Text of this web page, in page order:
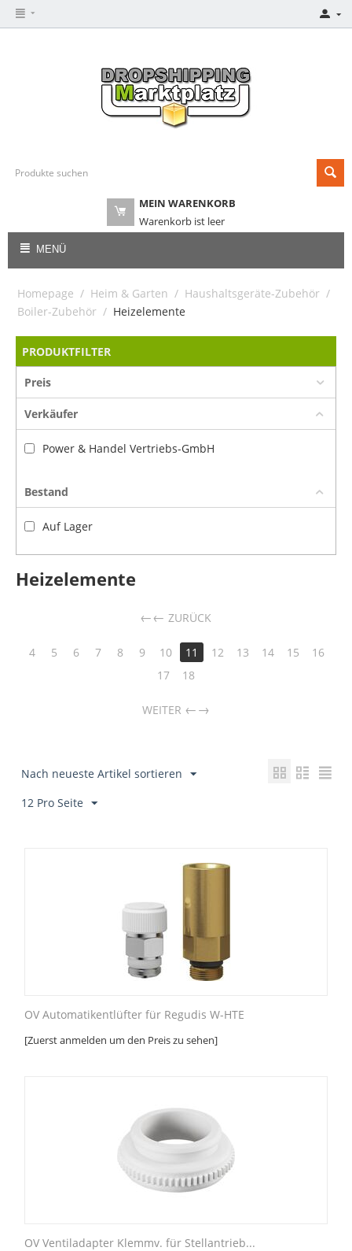
MEIN WARENKORB
Warenkorb ist leer
MENÜ
Homepage / Heim & Garten / Haushaltsgeräte-Zubehör /
Boiler-Zubehör / Heizelemente
PRODUKTFILTER
Preis
Verkäufer
Power & Handel Vertriebs-GmbH
Bestand
Auf Lager
Heizelemente
← ZURÜCK
4 5 6 7 8 9 10 11 12 13 14 15
16
17
18
WEITER →
Nach neueste Artikel sortieren
12 Pro Seite
OV Automatikentlüfter für Regudis W-HTE
[Zuerst anmelden um den Preis zu sehen]
OV Ventiladapter Klemmv. für Stellantrieb...